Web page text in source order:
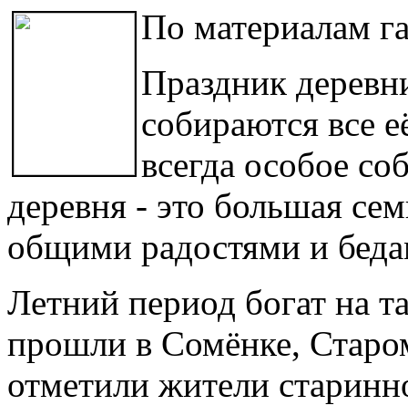
По материалам
Праздник
собираются все
всегда особое
деревня - это большая
общими радостями и
Летний период богат на
прошли в Сомёнке,
отметили жители